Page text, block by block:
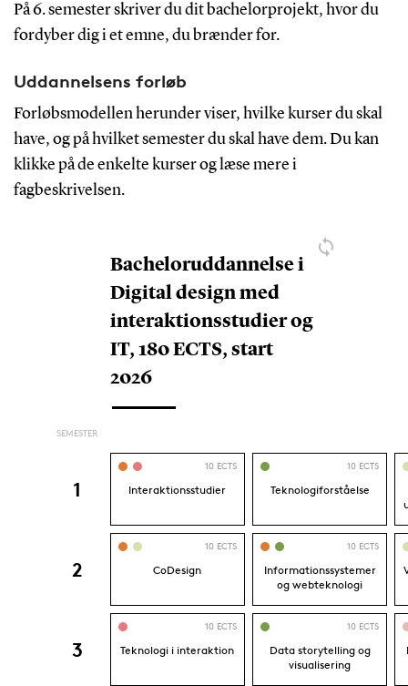
På 6. semester skriver du dit bachelorprojekt, hvor du
fordyber dig i et emne, du brænder for.
Uddannelsens forløb
Forløbsmodellen herunder viser, hvilke kurser du skal
have, og på hvilket semester du skal have dem. Du kan
klikke på de enkelte kurser og læse mere i
fagbeskrivelsen.